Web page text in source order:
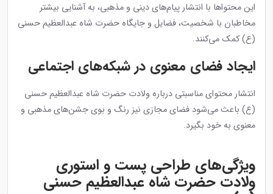
این محتواها با انتشار پیام‌های دینی و مذهبی، به آشنایی بیشتر
مخاطبان با شخصیت، فضایل و جایگاه حضرت شاه عبدالعظیم حسنی
(ع) کمک می‌کنند.
ایجاد فضای معنوی در شبکه‌های اجتماعی
انتشار محتوای مناسبتی درباره ولادت حضرت شاه عبدالعظیم حسنی
(ع) باعث می‌شود فضای مجازی نیز رنگ و بوی جشن‌های مذهبی و
معنوی به خود بگیرد.
ویژگی‌های طراحی پست و استوری
ولادت حضرت شاه عبدالعظیم حسنی